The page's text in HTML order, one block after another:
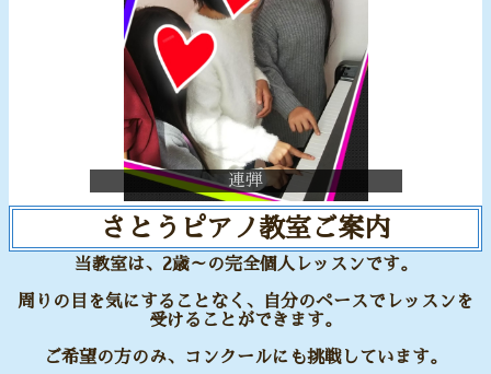
連弾
さとうピアノ教室ご案内
当教室は、2歳～の完全個人レッスンです。
周りの目を気にすることなく、自分のペースでレッスンを
受けることができます。
ご希望の方のみ、コンクールにも挑戦しています。